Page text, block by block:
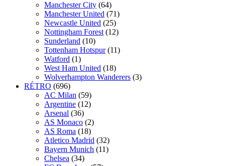
Manchester City (64)
Manchester United (71)
Newcastle United (25)
Nottingham Forest (12)
Sunderland (10)
Tottenham Hotspur (11)
Watford (1)
West Ham United (18)
Wolverhampton Wanderers (3)
RÉTRO (696)
AC Milan (59)
Argentine (12)
Arsenal (36)
AS Monaco (2)
AS Roma (18)
Atletico Madrid (32)
Bayern Munich (11)
Chelsea (34)